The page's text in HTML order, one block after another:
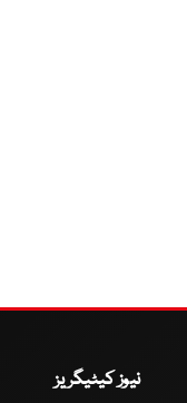
نیوز کیٹیگریز